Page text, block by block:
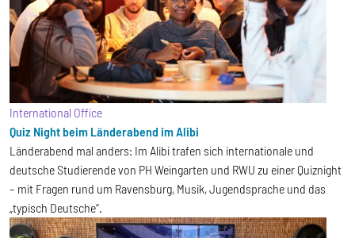
International Office
Quiz Night beim Länderabend im Alibi
Länderabend mal anders: Im Alibi trafen sich internationale und
deutsche Studierende von PH Weingarten und RWU zu einer Quiznight
– mit Fragen rund um Ravensburg, Musik, Jugendsprache und das
„typisch Deutsche“.